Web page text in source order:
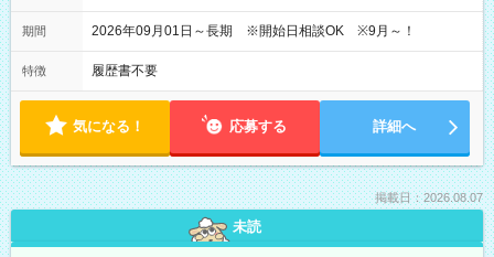
期間 2026年09月01日～長期 ※開始日相談OK ※9月～！
特徴 履歴書不要
気になる！ 応募する 詳細へ
掲載日：2026.08.07
未読